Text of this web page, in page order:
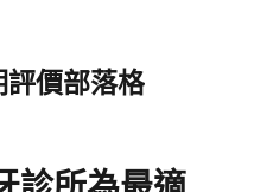
價部落格